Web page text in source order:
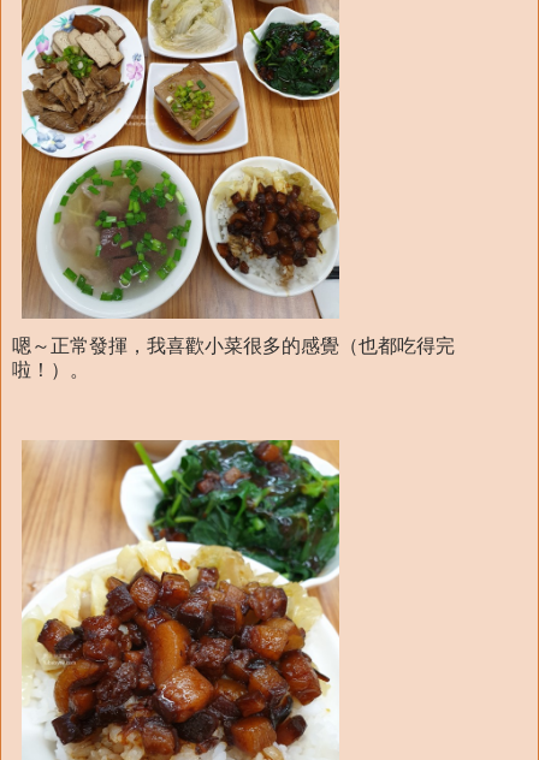
嗯～正常發揮，我喜歡小菜很多的感覺（也都吃得完
啦！）。